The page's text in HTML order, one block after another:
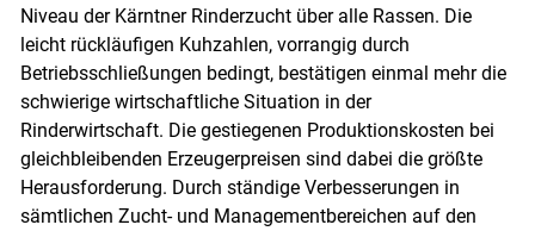
Niveau der Kärntner Rinderzucht über alle Rassen. Die
leicht rückläufigen Kuhzahlen, vorrangig durch
Betriebsschließungen bedingt, bestätigen einmal mehr die
schwierige wirtschaftliche Situation in der
Rinderwirtschaft. Die gestiegenen Produktionskosten bei
gleichbleibenden Erzeugerpreisen sind dabei die größte
Herausforderung. Durch ständige Verbesserungen in
sämtlichen Zucht- und Managementbereichen auf den